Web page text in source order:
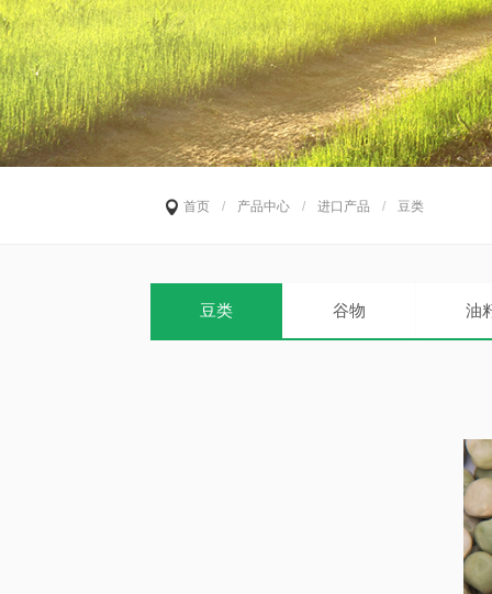
首页 / 产品中心 / 进口产品 / 豆类
豆类 谷物 油